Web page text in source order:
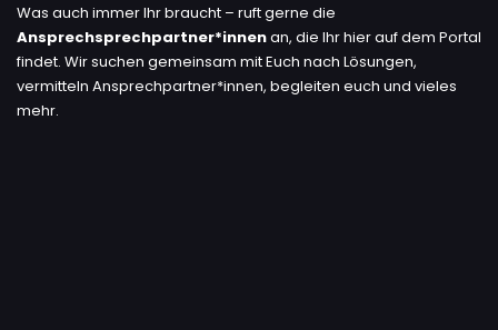
Was auch immer Ihr braucht – ruft gerne die
Ansprechsprechpartner*innenan, die Ihr hier auf dem Portal
findet. Wir suchen gemeinsam mit Euch nach Lösungen,
vermitteln Ansprechpartner*innen, begleiten euch und vieles
mehr.